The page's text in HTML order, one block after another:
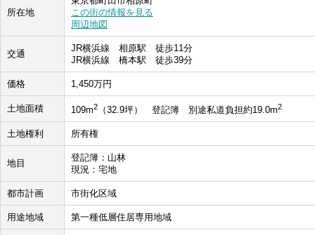
所在地
この街の情報を見る
周辺地図
交通
JR横浜線 相原駅 徒歩11分
JR横浜線 橋本駅 徒歩39分
価格 1,450万円
土地面積 109m2（32.9坪） 登記簿 別途私道負担約19.0m2
土地権利 所有権
地目
登記簿：山林
現況：宅地
都市計画 市街化区域
用途地域 第一種低層住居専用地域